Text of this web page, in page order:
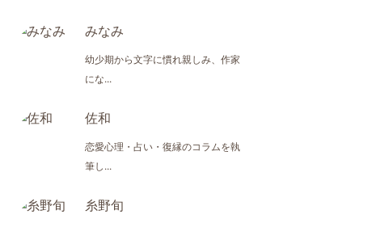
みなみ
幼少期から文字に慣れ親しみ、作家
にな...
佐和
恋愛心理・占い・復縁のコラムを執
筆し...
糸野旬